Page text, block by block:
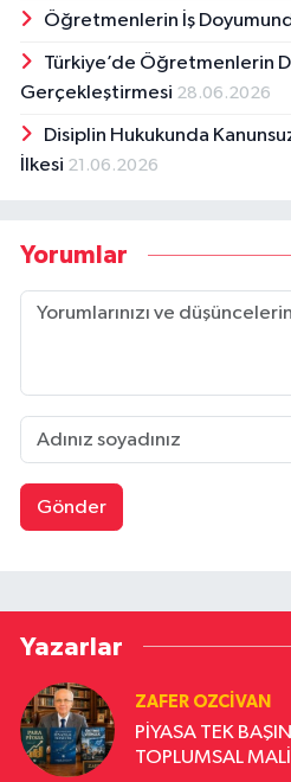
Öğretmenlerin İş
Türkiye’de Öğretmenlerin
Gerçekleştirmesi 28.06.2026
Disiplin Hukukunda
İlkesi 21.06.2026
Yorumlar
Gönder
Yazarlar
ZAFER OZCIVAN
PİYASA TEK
TOPLUMSAL